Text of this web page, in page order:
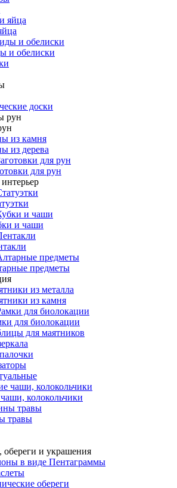
и обелиски
доски
из камня
из дерева
для рун
и чаши
предметы
из металла
из камня
для биолокации
для маятников
колокольчики
травы
обереги и украшения
в виде Пентаграммы
обереги